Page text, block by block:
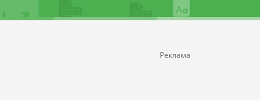
Реклама